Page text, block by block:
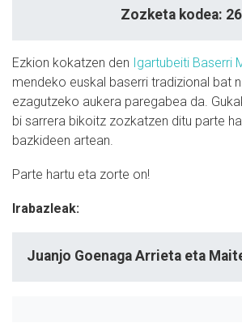
Zozketa kodea: 26
Ezkion kokatzen den Igartubeiti Baserri
mendeko euskal baserri tradizional bat
ezagutzeko aukera paregabea da.
bi sarrera bikoitz zozkatzen ditu parte
bazkideen artean.
Parte hartu eta zorte on!
Irabazleak:
Juanjo Goenaga Arrieta eta